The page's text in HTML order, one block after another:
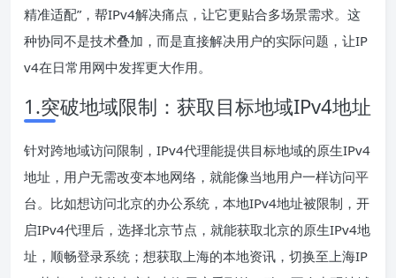
精准适配”，帮IPv4解决痛点，让它更贴合多场景需求。这
种协同不是技术叠加，而是直接解决用户的实际问题，让IP
v4在日常用网中发挥更大作用。
1.突破地域限制：获取目标地域IPv4地址
针对跨地域访问限制，IPv4代理能提供目标地域的原生IPv4
地址，用户无需改变本地网络，就能像当地用户一样访问平
台。比如想访问北京的办公系统，本地IPv4地址被限制，开
启IPv4代理后，选择北京节点，就能获取北京的原生IPv4地
址，顺畅登录系统；想获取上海的本地资讯，切换至上海IP